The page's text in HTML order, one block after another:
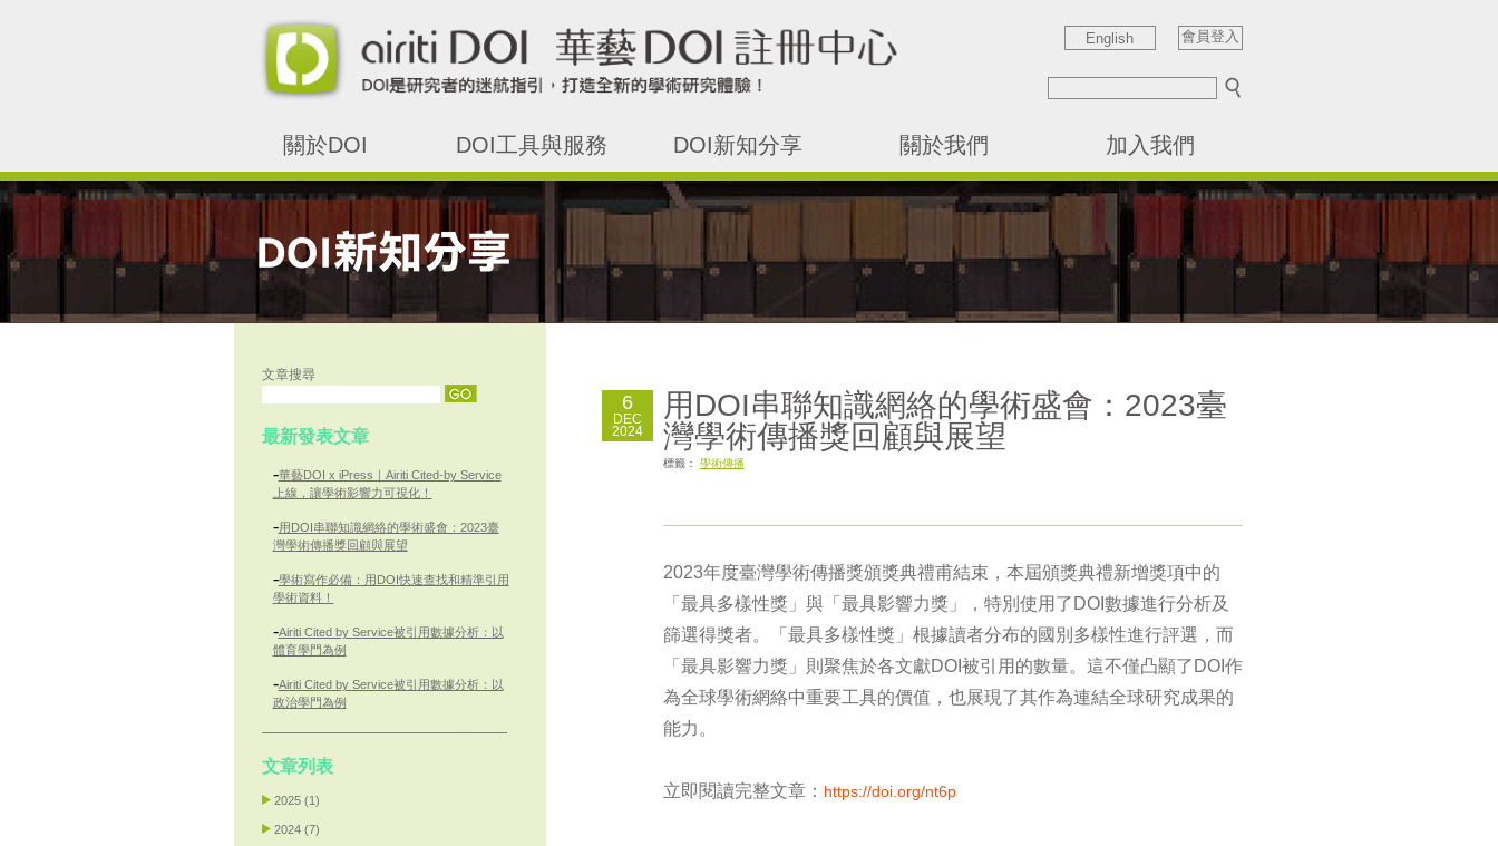
會員登入
English
關於DOI DOI工具與服務 DOI新知分享 關於我們 加入我們
文章搜尋
最新發表文章
-華藝DOI x iPress｜Airiti Cited-by Service
上線，讓學術影響力可視化！
-用DOI串聯知識網絡的學術盛會：2023臺
灣學術傳播獎回顧與展望
-學術寫作必備：用DOI快速查找和精準引用
學術資料！
-Airiti Cited by Service被引用數據分析：以
體育學門為例
-Airiti Cited by Service被引用數據分析：以
政治學門為例
文章列表
2025 (1)
2024 (7)
6
DEC
2024
用DOI串聯知識網絡的學術盛會：2023臺
灣學術傳播獎回顧與展望
標籤： 學術傳播
2023年度臺灣學術傳播獎頒獎典禮甫結束，本屆頒獎典禮新增獎項中的
「最具多樣性獎」與「最具影響力獎」，特別使用了DOI數據進行分析及
篩選得獎者。「最具多樣性獎」根據讀者分布的國別多樣性進行評選，而
「最具影響力獎」則聚焦於各文獻DOI被引用的數量。這不僅凸顯了DOI作
為全球學術網絡中重要工具的價值，也展現了其作為連結全球研究成果的
能力。
立即閱讀完整文章： https://doi.org/nt6p